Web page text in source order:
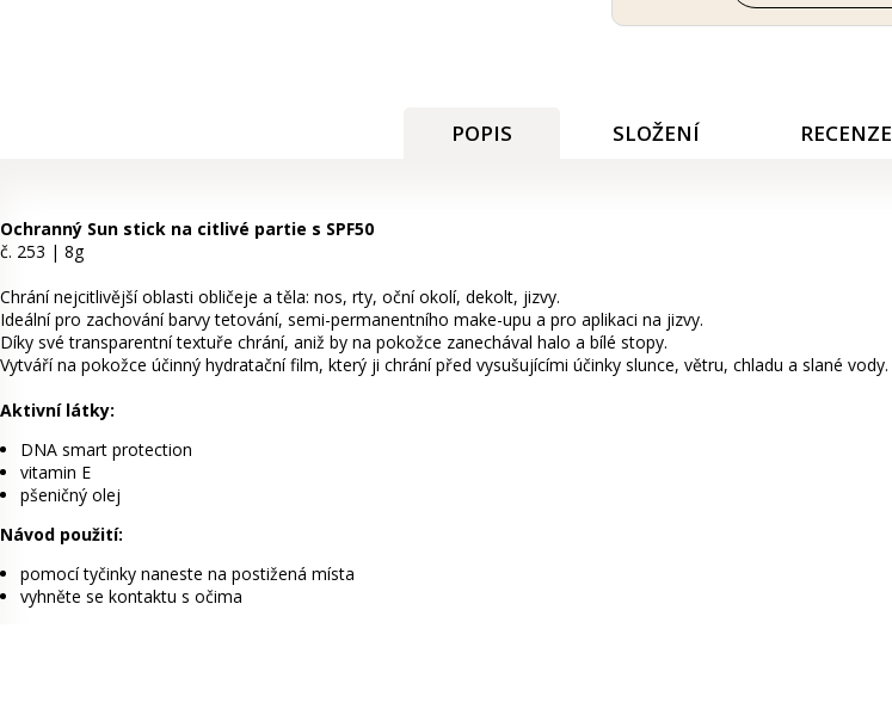
POPIS SLOŽENÍ RECENZE
Ochranný Sun stick na citlivé partie s SPF50
č. 253 | 8g
Chrání nejcitlivější oblasti obličeje a těla: nos, rty, oční okolí, dekolt, jizvy.
Ideální pro zachování barvy tetování, semi-permanentního make-upu a pro aplikaci na jizvy.
Díky své transparentní textuře chrání, aniž by na pokožce zanechával halo a bílé stopy.
Vytváří na pokožce účinný hydratační film, který ji chrání před vysušujícími účinky slunce, větru, chladu a slané vody.
Aktivní látky:
DNA smart protection
vitamin E
pšeničný olej
Návod použití:
pomocí tyčinky naneste na postižená místa
vyhněte se kontaktu s očima